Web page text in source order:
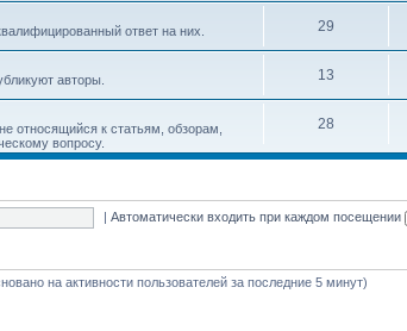
ответ на них. 29
авторы. 13
относящийся к статьям, обзорам,
вопросу.
28
|Автоматически входить при каждом посещении
на активности пользователей за последние 5 минут)